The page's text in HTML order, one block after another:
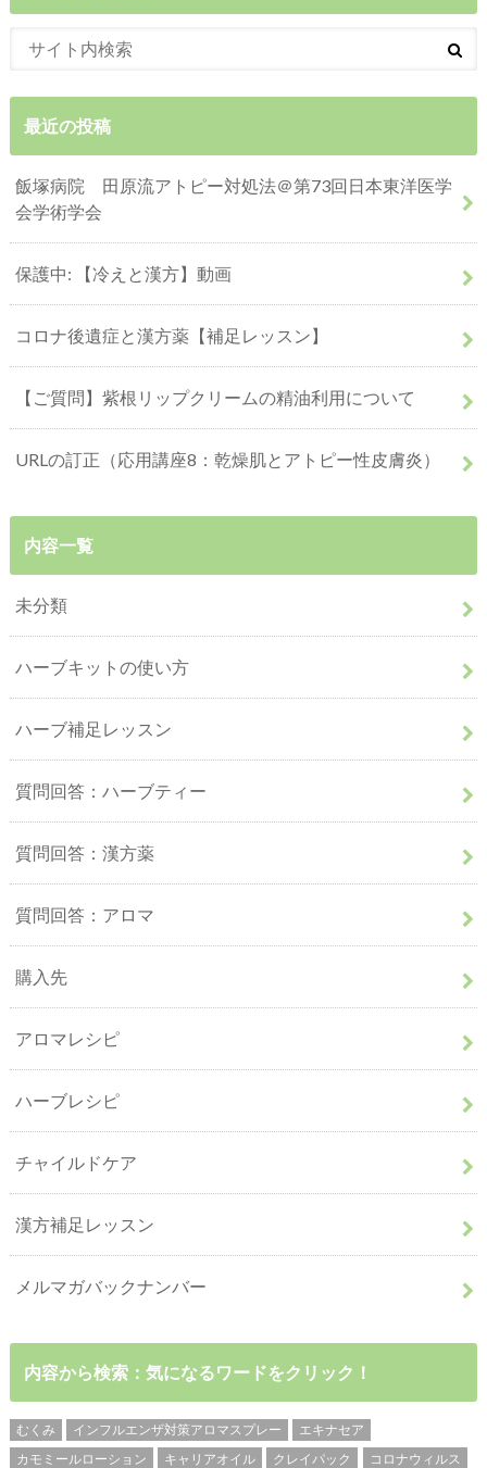
最近の投稿
飯塚病院 田原流アトピー対処法＠第73回日本東洋医学
会学術学会
保護中: 【冷えと漢方】動画
コロナ後遺症と漢方薬【補足レッスン】
【ご質問】紫根リップクリームの精油利用について
URLの訂正（応用講座8：乾燥肌とアトピー性皮膚炎）
内容一覧
未分類
ハーブキットの使い方
ハーブ補足レッスン
質問回答：ハーブティー
質問回答：漢方薬
質問回答：アロマ
購入先
アロマレシピ
ハーブレシピ
チャイルドケア
漢方補足レッスン
メルマガバックナンバー
内容から検索：気になるワードをクリック！
むくみ インフルエンザ対策アロマスプレー
エキナセア
カモミールローション
キャリアオイル クレイパック コロナウィルス